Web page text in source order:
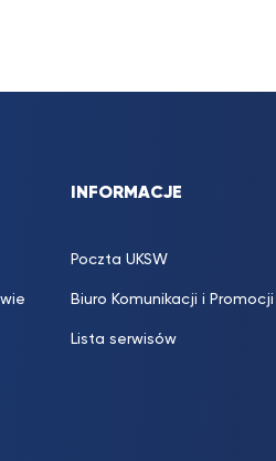
INFORMACJE
Poczta UKSW
Biuro Komunikacji i Promocji
Lista serwisów